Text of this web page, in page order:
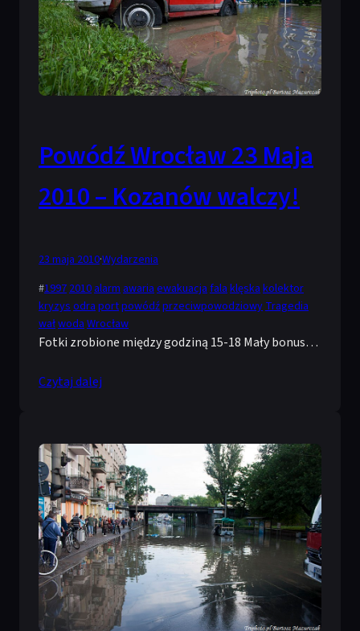
Powódź Wrocław 23 Maja
2010 – Kozanów walczy!
23 maja 2010·Wydarzenia
#1997 2010 alarm awaria ewakuacja fala klęska kolektor
kryzys odra portpowódźprzeciwpowodziowy Tragedia
wałwoda Wrocław
Fotki zrobione między godziną 15-18 Mały bonus…
Czytaj dalej